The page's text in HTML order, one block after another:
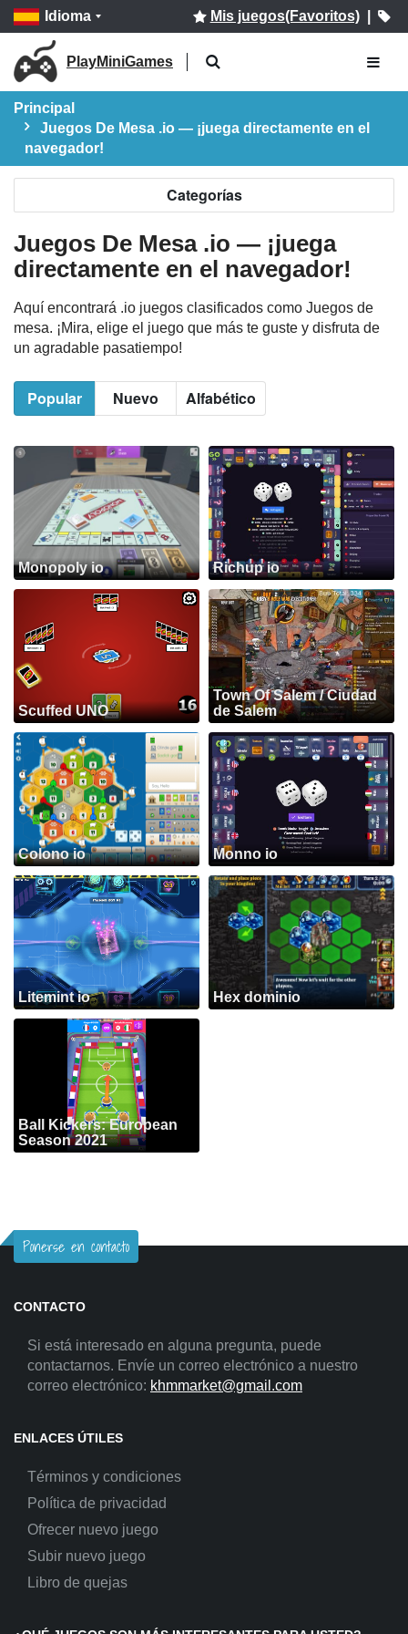
Idioma Mis juegos(Favoritos)|
PlayMiniGames
Principal
Juegos De Mesa .io — ¡juega directamente en el
navegador!
Categorías
Juegos De Mesa .io — ¡juega
directamente en el navegador!
Aquí encontrará .io juegos clasificados como Juegos de
mesa. ¡Mira, elige el juego que más te guste y disfruta de
un agradable pasatiempo!
Popular Nuevo Alfabético
Monopoly io Richup io
Scuffed UNO
Town Of Salem / Ciudad
de Salem
Colono io Monno io
Litemint io Hex dominio
Ball Kickers: European
Season 2021
Ponerse en contacto
CONTACTO
Si está interesado en alguna pregunta, puede
contactarnos. Envíe un correo electrónico a nuestro
correo electrónico: khmmarket@gmail.com
ENLACES ÚTILES
Términos y condiciones
Política de privacidad
Ofrecer nuevo juego
Subir nuevo juego
Libro de quejas